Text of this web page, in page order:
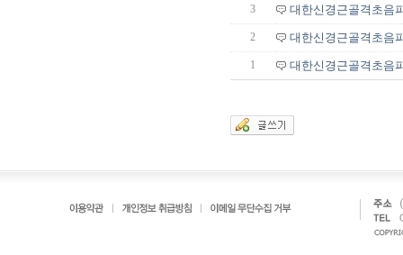
3 대한신경근골격초음
2 대한신경근골격초음
1 대한신경근골격초음